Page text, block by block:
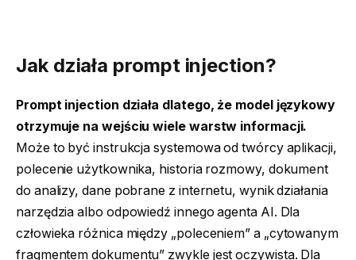
Jak działa prompt injection?
Prompt injection działa dlatego, że model językowy
otrzymuje na wejściu wiele warstw informacji.
Może to być instrukcja systemowa od twórcy aplikacji,
polecenie użytkownika, historia rozmowy, dokument
do analizy, dane pobrane z internetu, wynik działania
narzędzia albo odpowiedź innego agenta AI. Dla
człowieka różnica między „poleceniem” a „cytowanym
fragmentem dokumentu” zwykle jest oczywista. Dla